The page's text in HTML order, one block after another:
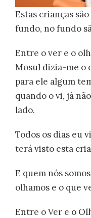
Estas crianças
fundo, no fundo
Entre o ver e o
Mosul dizia-me o
para ele algum
quando o vi, já
lado.
Todos os dias eu
terá visto esta
E quem nós
olhamos e o que
Entre o Ver e o